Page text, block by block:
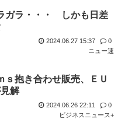
ガラ・・・ しかも日差
2024.06.27 15:37
0
ニュー速
ｓ抱き合わせ販売、ＥＵ
解
2024.06.26 22:11
0
ビジネスニュース+